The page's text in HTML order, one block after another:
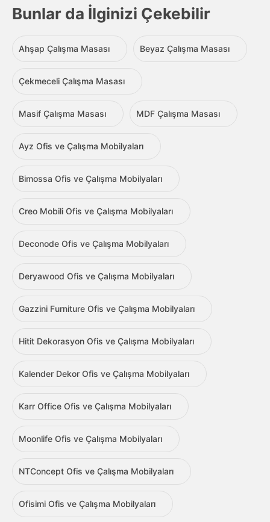
Bunlar da İlginizi Çekebilir
Ahşap Çalışma Masası Beyaz Çalışma Masası
Çekmeceli Çalışma Masası
Masif Çalışma Masası MDF Çalışma Masası
Ayz Ofis ve Çalışma Mobilyaları
Bimossa Ofis ve Çalışma Mobilyaları
Creo Mobili Ofis ve Çalışma Mobilyaları
Deconode Ofis ve Çalışma Mobilyaları
Deryawood Ofis ve Çalışma Mobilyaları
Gazzini Furniture Ofis ve Çalışma Mobilyaları
Hitit Dekorasyon Ofis ve Çalışma Mobilyaları
Kalender Dekor Ofis ve Çalışma Mobilyaları
Karr Office Ofis ve Çalışma Mobilyaları
Moonlife Ofis ve Çalışma Mobilyaları
NTConcept Ofis ve Çalışma Mobilyaları
Ofisimi Ofis ve Çalışma Mobilyaları